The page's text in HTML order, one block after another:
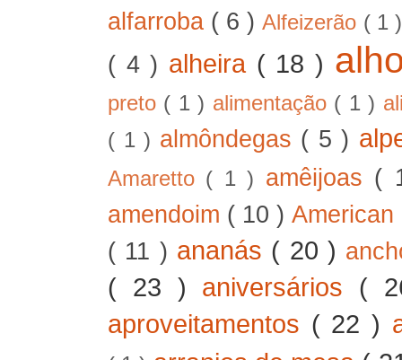
alfarroba ( 6 )Alfeizerão ( 1
( 4 ) alheira ( 18 )
preto ( 1 ) alimentação ( 1 )
( 1 ) almôndegas ( 5 )
Amaretto ( 1 ) amêijoas (
amendoim ( 10 )
( 11 ) ananás ( 20 )
( 23 ) aniversários (
aproveitamentos ( 22 )